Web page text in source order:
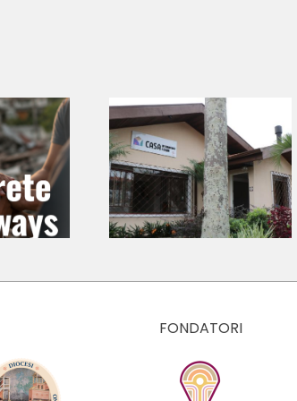
de
e
–
do
Francesco al
Concorso
Nazionale
Ecologika 2026:
giovani
protagonisti
FONDATORI